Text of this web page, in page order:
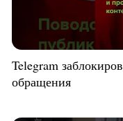
Telegram
обращения